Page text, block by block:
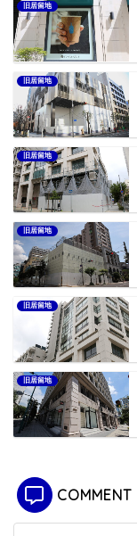
旧居留地
旧居留地
旧居留地
旧居留地
旧居留地
旧居留地
COMMENT